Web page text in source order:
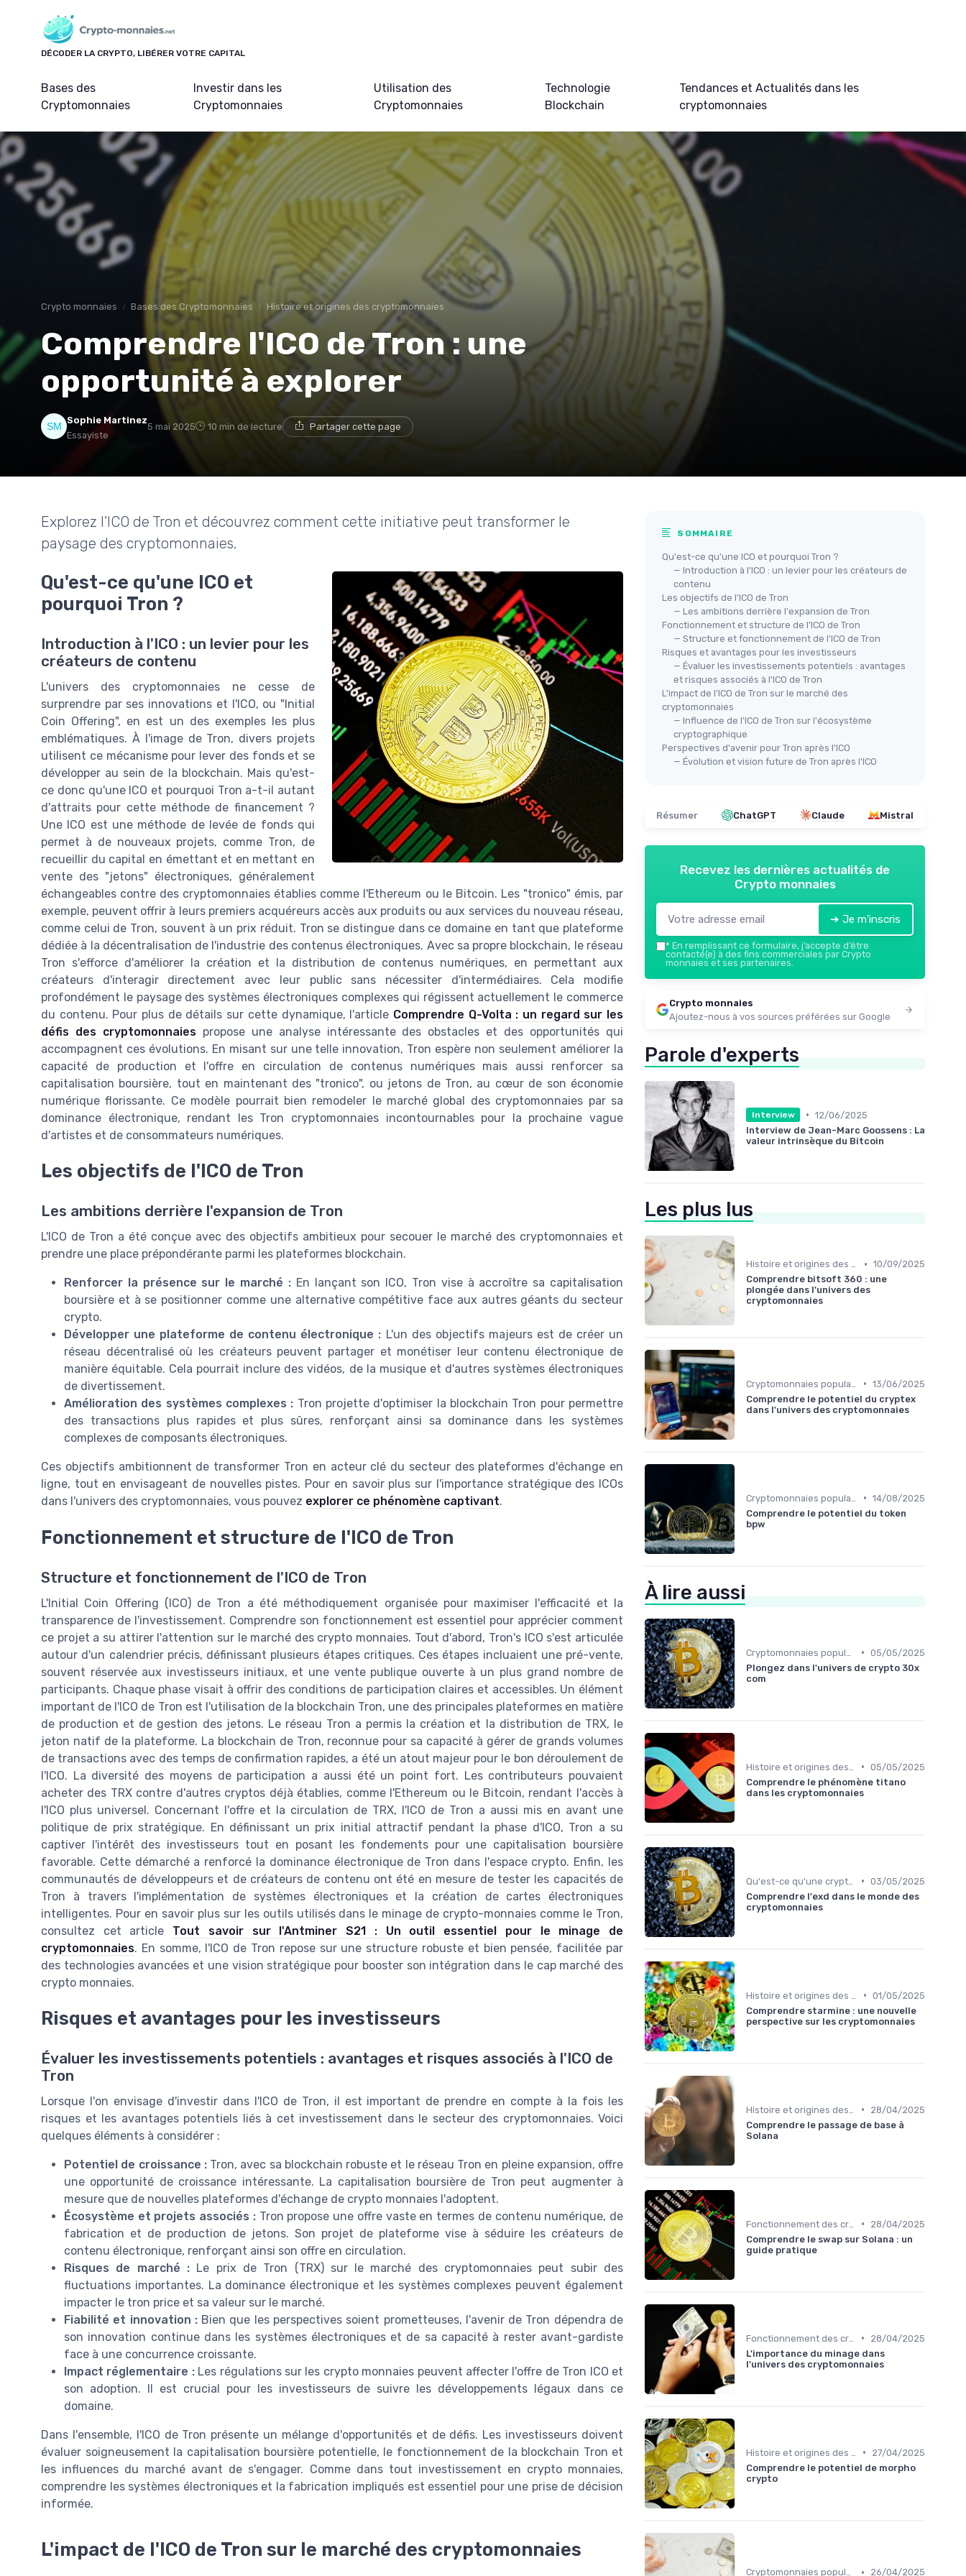
DÉCODER LA CRYPTO, LIBÉRER VOTRE CAPITAL
Bases des
Cryptomonnaies
Investir dans les
Cryptomonnaies
Utilisation des
Cryptomonnaies
Technologie
Blockchain
Tendances et Actualités dans les
cryptomonnaies
Crypto monnaies Bases des Cryptomonnaies Histoire et origines des cryptomonnaies
Comprendre l'ICO de Tron : une
opportunité à explorer
Sophie Martinez
Essayiste
5 mai 2025 10 min de lecture Partager cette page
Explorez l'ICO de Tron et découvrez comment cette initiative peut transformer le
paysage des cryptomonnaies.
Qu'est-ce qu'une ICO et
pourquoi Tron ?
Introduction à l'ICO : un levier pour les
créateurs de contenu
L'univers des cryptomonnaies ne cesse de
surprendre par ses innovations et l'ICO, ou "Initial
Coin Offering", en est un des exemples les plus
emblématiques. À l'image de Tron, divers projets
utilisent ce mécanisme pour lever des fonds et se
développer au sein de la blockchain. Mais qu'est-
ce donc qu'une ICO et pourquoi Tron a-t-il autant
d'attraits pour cette méthode de financement ?
Une ICO est une méthode de levée de fonds qui
permet à de nouveaux projets, comme Tron, de
recueillir du capital en émettant et en mettant en
vente des "jetons" électroniques, généralement
échangeables contre des cryptomonnaies établies comme l'Ethereum ou le Bitcoin. Les "tronico" émis, par
exemple, peuvent offrir à leurs premiers acquéreurs accès aux produits ou aux services du nouveau réseau,
comme celui de Tron, souvent à un prix réduit. Tron se distingue dans ce domaine en tant que plateforme
dédiée à la décentralisation de l'industrie des contenus électroniques. Avec sa propre blockchain, le réseau
Tron s'efforce d'améliorer la création et la distribution de contenus numériques, en permettant aux
créateurs d'interagir directement avec leur public sans nécessiter d'intermédiaires. Cela modifie
profondément le paysage des systèmes électroniques complexes qui régissent actuellement le commerce
du contenu. Pour plus de détails sur cette dynamique, l'article Comprendre Q-Volta : un regard sur les
défis des cryptomonnaiespropose une analyse intéressante des obstacles et des opportunités qui
accompagnent ces évolutions. En misant sur une telle innovation, Tron espère non seulement améliorer la
capacité de production et l'offre en circulation de contenus numériques mais aussi renforcer sa
capitalisation boursière, tout en maintenant des "tronico", ou jetons de Tron, au cœur de son économie
numérique florissante. Ce modèle pourrait bien remodeler le marché global des cryptomonnaies par sa
dominance électronique, rendant les Tron cryptomonnaies incontournables pour la prochaine vague
d'artistes et de consommateurs numériques.
Les objectifs de l'ICO de Tron
Les ambitions derrière l'expansion de Tron
L'ICO de Tron a été conçue avec des objectifs ambitieux pour secouer le marché des cryptomonnaies et
prendre une place prépondérante parmi les plateformes blockchain.
Renforcer la présence sur le marché :En lançant son ICO, Tron vise à accroître sa capitalisation
boursière et à se positionner comme une alternative compétitive face aux autres géants du secteur
crypto.
Développer une plateforme de contenu électronique : L'un des objectifs majeurs est de créer un
réseau décentralisé où les créateurs peuvent partager et monétiser leur contenu électronique de
manière équitable. Cela pourrait inclure des vidéos, de la musique et d'autres systèmes électroniques
de divertissement.
Amélioration des systèmes complexes : Tron projette d'optimiser la blockchain Tron pour permettre
des transactions plus rapides et plus sûres, renforçant ainsi sa dominance dans les systèmes
complexes de composants électroniques.
Ces objectifs ambitionnent de transformer Tron en acteur clé du secteur des plateformes d'échange en
ligne, tout en envisageant de nouvelles pistes. Pour en savoir plus sur l'importance stratégique des ICOs
dans l'univers des cryptomonnaies, vous pouvez explorer ce phénomène captivant.
Fonctionnement et structure de l'ICO de Tron
Structure et fonctionnement de l'ICO de Tron
L'Initial Coin Offering (ICO) de Tron a été méthodiquement organisée pour maximiser l'efficacité et la
transparence de l'investissement. Comprendre son fonctionnement est essentiel pour apprécier comment
ce projet a su attirer l'attention sur le marché des crypto monnaies. Tout d'abord, Tron's ICO s'est articulée
autour d'un calendrier précis, définissant plusieurs étapes critiques. Ces étapes incluaient une pré-vente,
souvent réservée aux investisseurs initiaux, et une vente publique ouverte à un plus grand nombre de
participants. Chaque phase visait à offrir des conditions de participation claires et accessibles. Un élément
important de l'ICO de Tron est l'utilisation de la blockchain Tron, une des principales plateformes en matière
de production et de gestion des jetons. Le réseau Tron a permis la création et la distribution de TRX, le
jeton natif de la plateforme. La blockchain de Tron, reconnue pour sa capacité à gérer de grands volumes
de transactions avec des temps de confirmation rapides, a été un atout majeur pour le bon déroulement de
l'ICO. La diversité des moyens de participation a aussi été un point fort. Les contributeurs pouvaient
acheter des TRX contre d'autres cryptos déjà établies, comme l'Ethereum ou le Bitcoin, rendant l'accès à
l'ICO plus universel. Concernant l'offre et la circulation de TRX, l'ICO de Tron a aussi mis en avant une
politique de prix stratégique. En définissant un prix initial attractif pendant la phase d'ICO, Tron a su
captiver l'intérêt des investisseurs tout en posant les fondements pour une capitalisation boursière
favorable. Cette démarché a renforcé la dominance électronique de Tron dans l'espace crypto. Enfin, les
communautés de développeurs et de créateurs de contenu ont été en mesure de tester les capacités de
Tron à travers l'implémentation de systèmes électroniques et la création de cartes électroniques
intelligentes. Pour en savoir plus sur les outils utilisés dans le minage de crypto-monnaies comme le Tron,
consultez cet article Tout savoir sur l'Antminer S21 : Un outil essentiel pour le minage de
cryptomonnaies. En somme, l'ICO de Tron repose sur une structure robuste et bien pensée, facilitée par
des technologies avancées et une vision stratégique pour booster son intégration dans le cap marché des
crypto monnaies.
Risques et avantages pour les investisseurs
Évaluer les investissements potentiels : avantages et risques associés à l'ICO de
Tron
Lorsque l'on envisage d'investir dans l'ICO de Tron, il est important de prendre en compte à la fois les
risques et les avantages potentiels liés à cet investissement dans le secteur des cryptomonnaies. Voici
quelques éléments à considérer :
Potentiel de croissance :Tron, avec sa blockchain robuste et le réseau Tron en pleine expansion, offre
une opportunité de croissance intéressante. La capitalisation boursière de Tron peut augmenter à
mesure que de nouvelles plateformes d'échange de crypto monnaies l'adoptent.
Écosystème et projets associés :Tron propose une offre vaste en termes de contenu numérique, de
fabrication et de production de jetons. Son projet de plateforme vise à séduire les créateurs de
contenu électronique, renforçant ainsi son offre en circulation.
Risques de marché :Le prix de Tron (TRX) sur le marché des cryptomonnaies peut subir des
fluctuations importantes. La dominance électronique et les systèmes complexes peuvent également
impacter le tron price et sa valeur sur le marché.
Fiabilité et innovation :Bien que les perspectives soient prometteuses, l'avenir de Tron dépendra de
son innovation continue dans les systèmes électroniques et de sa capacité à rester avant-gardiste
face à une concurrence croissante.
Impact réglementaire :Les régulations sur les crypto monnaies peuvent affecter l'offre de Tron ICO et
son adoption. Il est crucial pour les investisseurs de suivre les développements légaux dans ce
domaine.
Dans l'ensemble, l'ICO de Tron présente un mélange d'opportunités et de défis. Les investisseurs doivent
évaluer soigneusement la capitalisation boursière potentielle, le fonctionnement de la blockchain Tron et
les influences du marché avant de s'engager. Comme dans tout investissement en crypto monnaies,
comprendre les systèmes électroniques et la fabrication impliqués est essentiel pour une prise de décision
informée.
L'impact de l'ICO de Tron sur le marché des cryptomonnaies
SOMMAIRE
Qu'est-ce qu'une ICO et pourquoi Tron ?
— Introduction à l'ICO : un levier pour les créateurs de
contenu
Les objectifs de l'ICO de Tron
— Les ambitions derrière l'expansion de Tron
Fonctionnement et structure de l'ICO de Tron
— Structure et fonctionnement de l'ICO de Tron
Risques et avantages pour les investisseurs
— Évaluer les investissements potentiels : avantages
et risques associés à l'ICO de Tron
L'impact de l'ICO de Tron sur le marché des
cryptomonnaies
— Influence de l'ICO de Tron sur l'écosystème
cryptographique
Perspectives d'avenir pour Tron après l'ICO
— Évolution et vision future de Tron après l'ICO
Résumer ChatGPT Claude Mistral
Recevez les dernières actualités de
Crypto monnaies
➔ Je m'inscris
* En remplissant ce formulaire, j’accepte d’être
contacté(e) à des fins commerciales par Crypto
monnaies et ses partenaires.
Crypto monnaies
Ajoutez-nous à vos sources préférées sur Google
Parole d'experts
Interview • 12/06/2025
Interview de Jean-Marc Goossens : La
valeur intrinsèque du Bitcoin
Les plus lus
Histoire et origines des cryptomonnaies • 10/09/2025
Comprendre bitsoft 360 : une
plongée dans l'univers des
cryptomonnaies
• 13/06/2025
Comprendre le potentiel du cryptex
dans l'univers des cryptomonnaies
• 14/08/2025
Comprendre le potentiel du token
bpw
À lire aussi
• 05/05/2025
Plongez dans l'univers de crypto 30x
com
• 05/05/2025
Comprendre le phénomène titano
dans les cryptomonnaies
• 03/05/2025
Comprendre l'exd dans le monde des
cryptomonnaies
• 01/05/2025
Comprendre starmine : une nouvelle
perspective sur les cryptomonnaies
•
28/04/2025
Comprendre le passage de base à
Solana
•
28/04/2025
Comprendre le swap sur Solana : un
guide pratique
•
28/04/2025
L'importance du minage dans
l'univers des cryptomonnaies
•
27/04/2025
Comprendre le potentiel de morpho
crypto
Cryptomonnaies populaires • 26/04/2025